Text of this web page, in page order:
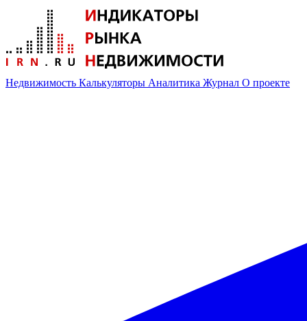
Недвижимость Калькуляторы Аналитика Журнал О проекте